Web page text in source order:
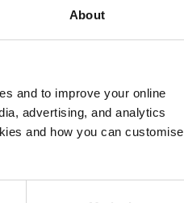
About
and to improve your online
advertising, and analytics
and how you can customise